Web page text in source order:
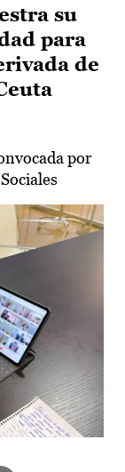
su
para
de
por